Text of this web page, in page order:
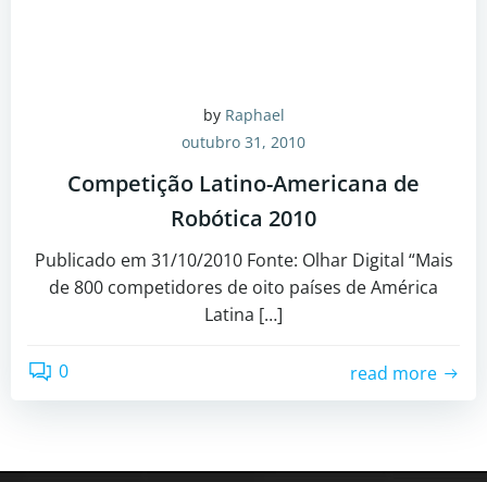
by Raphael
outubro 31, 2010
Competição Latino-Americana de
Robótica 2010
Publicado em 31/10/2010 Fonte: Olhar Digital “Mais
de 800 competidores de oito países de América
Latina […]
0 read more